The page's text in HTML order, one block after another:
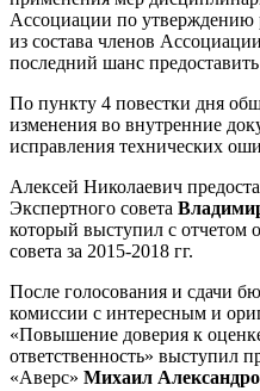
Ассоциации по утверждению
из состава членов
последний шанс
По пункту 4 повестки дня
изменения во внутренние
исправления технических
Алексей Николаевич
Экспертного совета
который выступил с отчетом
совета за 2015-2018 гг.
После голосования и сдачи
комиссии с интересным и
«Повышение доверия к
ответственность» выступил
«Аверс» Михаил